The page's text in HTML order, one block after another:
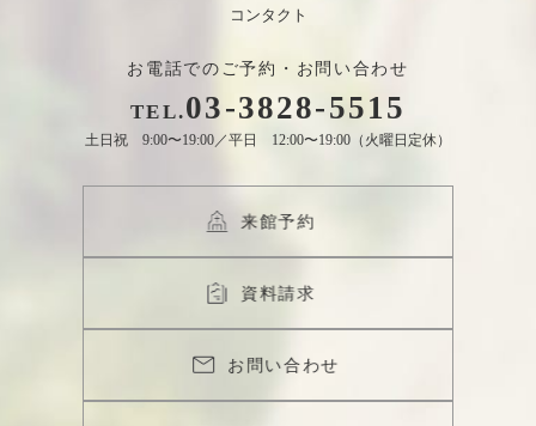
お電話でのご予約・お問い合わせ
TEL.03-3828-5515
土日祝 9:00〜19:00／平日 12:00〜19:00（火曜日定休）
来館予約
資料請求
お問い合わせ